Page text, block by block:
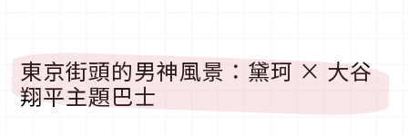
東京街頭的男神風景：黛珂 × 大谷
翔平主題巴士